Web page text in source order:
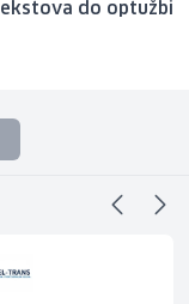
do optužbi